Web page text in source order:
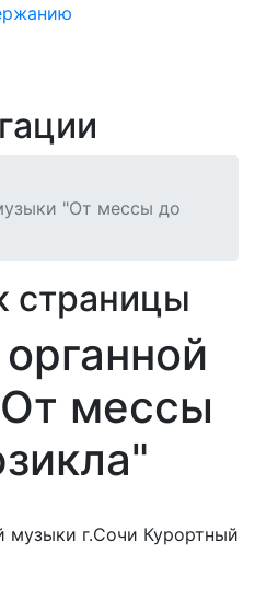
"От мессы до
страницы
мессы
музыки г.Сочи Курортный